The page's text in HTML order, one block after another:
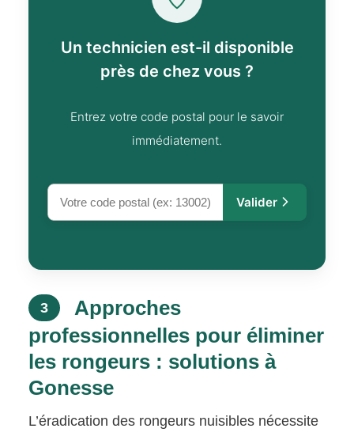
Un technicien est-il disponible
près de chez vous ?
Entrez votre code postal pour le savoir
immédiatement.
Valider
3
Approches
professionnelles pour éliminer
les rongeurs : solutions à
Gonesse
L’éradication des rongeurs nuisibles nécessite